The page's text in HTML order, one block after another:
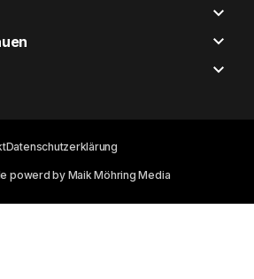
powerd by Maik Möhring Media
Datenschutzerklärung